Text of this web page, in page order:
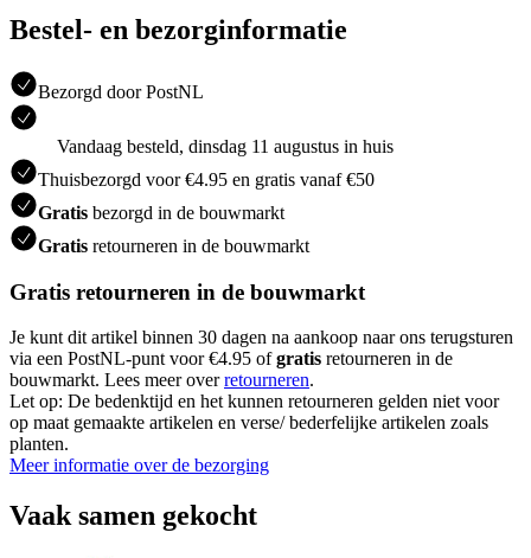
Bestel- en bezorginformatie
Bezorgd door PostNL
Vandaag besteld, dinsdag 11 augustus in huis
Thuisbezorgd voor €4.95 en gratis vanaf €50
Gratis bezorgd in de bouwmarkt
Gratis retourneren in de bouwmarkt
Gratis retourneren in de bouwmarkt
Je kunt dit artikel binnen 30 dagen na aankoop naar ons terugsturen
via een PostNL-punt voor €4.95 ofgratis retourneren in de
bouwmarkt. Lees meer overretourneren.
Let op: De bedenktijd en het kunnen retourneren gelden niet voor
op maat gemaakte artikelen en verse/ bederfelijke artikelen zoals
planten.
Meer informatie over de bezorging
Vaak samen gekocht